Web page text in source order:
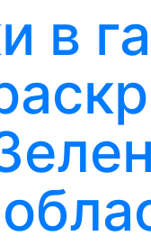
в